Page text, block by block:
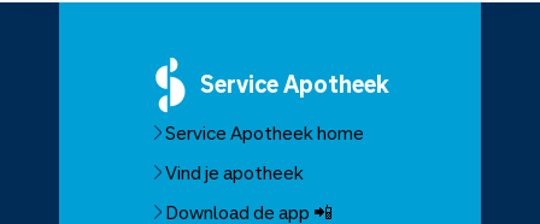
ServiceApotheek
Service Apotheek home
Vind je apotheek
Download de app 📲